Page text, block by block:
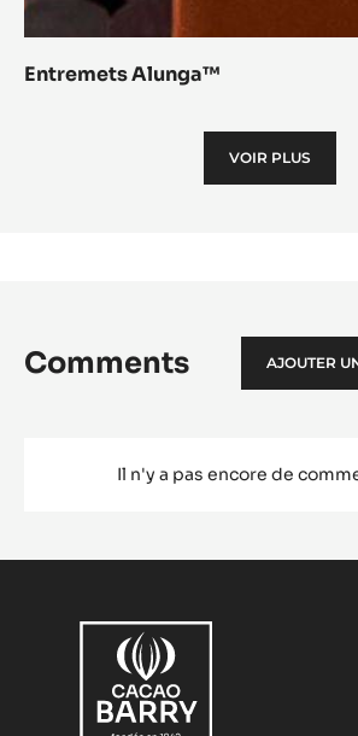
Entremets Alunga™
VOIR PLUS
Comments AJOUTER
Il n'y a pas encore de